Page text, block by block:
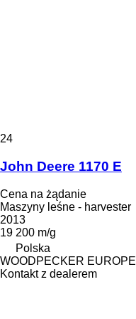
24
John Deere 1170 E
Cena na żądanie
Maszyny leśne - harvester
2013
19 200 m/g
Polska
WOODPECKER EUROPE
Kontakt z dealerem